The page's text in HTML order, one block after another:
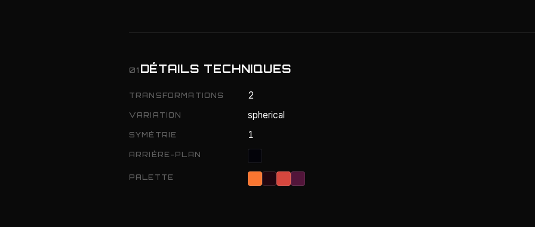
01 DÉTAILS TECHNIQUES
TRANSFORMATIONS 2
VARIATION spherical
SYMÉTRIE 1
ARRIÈRE-PLAN
PALETTE